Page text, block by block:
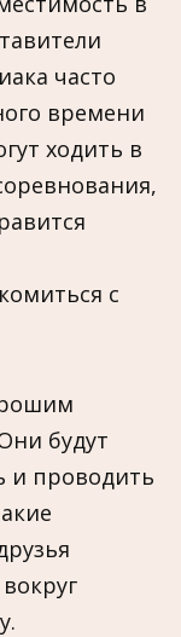
часто
времени
ходить в
с
будут
и проводить